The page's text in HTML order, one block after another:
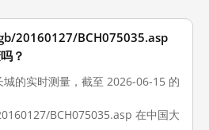
20160127/BCH075035.asp
？
的实时测量，截至 2026-06-15 的
BCH075035.asp 在中国大